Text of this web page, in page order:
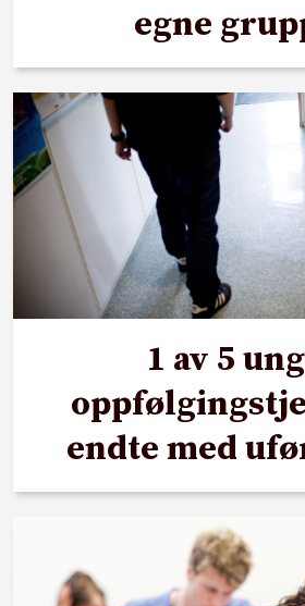
egne
1 av 5
endte med